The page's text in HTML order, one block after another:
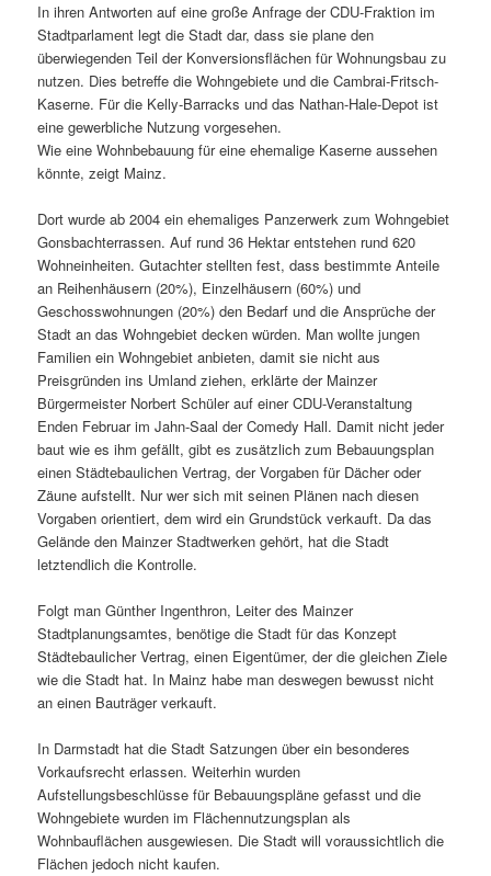
In ihren Antworten auf eine große Anfrage der CDU-Fraktion im
Stadtparlament legt die Stadt dar, dass sie plane den
überwiegenden Teil der Konversionsflächen für Wohnungsbau zu
nutzen. Dies betreffe die Wohngebiete und die Cambrai-Fritsch-
Kaserne. Für die Kelly-Barracks und das Nathan-Hale-Depot ist
eine gewerbliche Nutzung vorgesehen.
Wie eine Wohnbebauung für eine ehemalige Kaserne aussehen
könnte, zeigt Mainz.
Dort wurde ab 2004 ein ehemaliges Panzerwerk zum Wohngebiet
Gonsbachterrassen. Auf rund 36 Hektar entstehen rund 620
Wohneinheiten. Gutachter stellten fest, dass bestimmte Anteile
an Reihenhäusern (20%), Einzelhäusern (60%) und
Geschosswohnungen (20%) den Bedarf und die Ansprüche der
Stadt an das Wohngebiet decken würden. Man wollte jungen
Familien ein Wohngebiet anbieten, damit sie nicht aus
Preisgründen ins Umland ziehen, erklärte der Mainzer
Bürgermeister Norbert Schüler auf einer CDU-Veranstaltung
Enden Februar im Jahn-Saal der Comedy Hall. Damit nicht jeder
baut wie es ihm gefällt, gibt es zusätzlich zum Bebauungsplan
einen Städtebaulichen Vertrag, der Vorgaben für Dächer oder
Zäune aufstellt. Nur wer sich mit seinen Plänen nach diesen
Vorgaben orientiert, dem wird ein Grundstück verkauft. Da das
Gelände den Mainzer Stadtwerken gehört, hat die Stadt
letztendlich die Kontrolle.
Folgt man Günther Ingenthron, Leiter des Mainzer
Stadtplanungsamtes, benötige die Stadt für das Konzept
Städtebaulicher Vertrag, einen Eigentümer, der die gleichen Ziele
wie die Stadt hat. In Mainz habe man deswegen bewusst nicht
an einen Bauträger verkauft.
In Darmstadt hat die Stadt Satzungen über ein besonderes
Vorkaufsrecht erlassen. Weiterhin wurden
Aufstellungsbeschlüsse für Bebauungspläne gefasst und die
Wohngebiete wurden im Flächennutzungsplan als
Wohnbauflächen ausgewiesen. Die Stadt will voraussichtlich die
Flächen jedoch nicht kaufen.